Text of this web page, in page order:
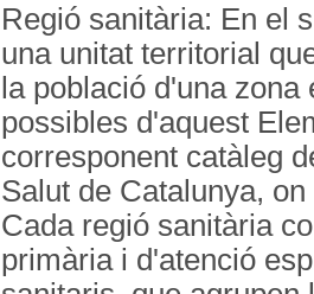
Regió sanitària: En el
una unitat territorial
la població d'una
possibles d'aquest
corresponent catàleg
Salut de Catalunya,
Cada regió sanitària
primària i d'atenció